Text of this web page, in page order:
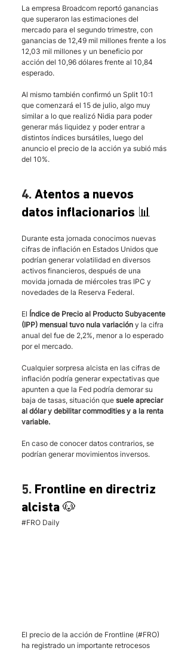
La empresa Broadcom reportó ganancias
que superaron las estimaciones del
mercado para el segundo trimestre, con
ganancias de 12,49 mil millones frente a los
12,03 mil millones y un beneficio por
acción del 10,96 dólares frente al 10,84
esperado.
Al mismo también confirmó un Split 10:1
que comenzará el 15 de julio, algo muy
similar a lo que realizó Nidia para poder
generar más liquidez y poder entrar a
distintos índices bursátiles, luego del
anuncio el precio de la acción ya subió más
del 10%.
4. Atentos a nuevos
datos inflacionarios 📊
Durante esta jornada conocimos nuevas
cifras de inflación en Estados Unidos que
podrían generar volatilidad en diversos
activos financieros, después de una
movida jornada de miércoles tras IPC y
novedades de la Reserva Federal.
El Índice de Precio al Producto Subyacente
(IPP) mensual tuvo nula variación y la cifra
anual del fue de 2,2%, menor a lo esperado
por el mercado.
Cualquier sorpresa alcista en las cifras de
inflación podría generar expectativas que
apunten a que la Fed podría demorar su
baja de tasas, situación que suele apreciar
al dólar y debilitar commodities y a la renta
variable.
En caso de conocer datos contrarios, se
podrían generar movimientos inversos.
5. Frontline en directriz
alcista 🐶
#FRO Daily
El precio de la acción de Frontline (#FRO)
ha registrado un importante retrocesos